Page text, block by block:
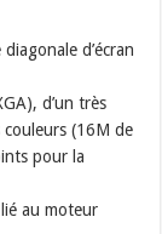
d’écran
d’un très
couleurs (16M de
pour la
au moteur